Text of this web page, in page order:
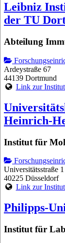
Leibniz
der TU
Abteilung
Ardeystraße 67
44139 Dortmund
Link zur
Heinrich-
Institut für
Universitätsstraße 1
40225 Düsseldorf
Link zur
Philipps-
Institut für